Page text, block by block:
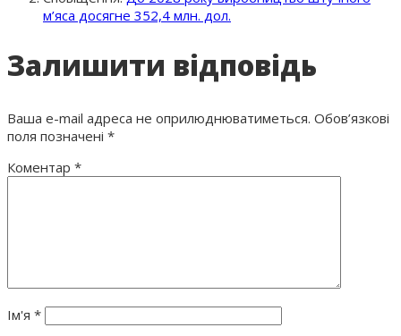
м’яса досягне 352,4 млн. дол.
Залишити відповідь
Ваша e-mail адреса не оприлюднюватиметься. Обов’язкові
поля позначені *
Коментар *
Ім'я *